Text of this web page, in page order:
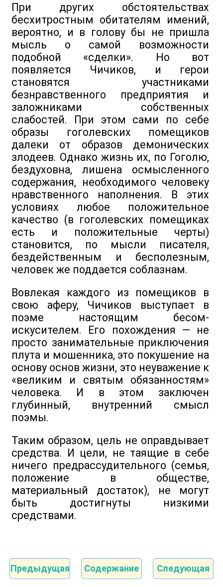
При других обстоятельствах
бесхитростным обитателям имений,
вероятно, и в голову бы не пришла
мысль о самой возможности
подобной «сделки». Но вот
появляется Чичиков, и герои
становятся участниками
безнравственного предприятия и
заложниками собственных
слабостей. При этом сами по себе
образы гоголевских помещиков
далеки от образов демонических
злодеев. Однако жизнь их, по Гоголю,
бездуховна, лишена осмысленного
содержания, необходимого человеку
нравственного наполнения. В этих
условиях любое положительное
качество (в гоголевских помещиках
есть и положительные черты)
становится, по мысли писателя,
бездейственным и бесполезным,
человек же поддается соблазнам.
Вовлекая каждого из помещиков в
свою аферу, Чичиков выступает в
поэме настоящим бесом-
искусителем. Его похождения — не
просто занимательные приключения
плута и мошенника, это покушение на
основу основ жизни, это неуважение к
«великим и святым обязанностям»
человека. И в этом заключен
глубинный, внутренний смысл
поэмы.
Таким образом, цель не оправдывает
средства. И цели, не таящие в себе
ничего предрассудительного (семья,
положение в обществе,
материальный достаток), не могут
быть достигнуты низкими
средствами.
Предыдущая Содержание Следующая